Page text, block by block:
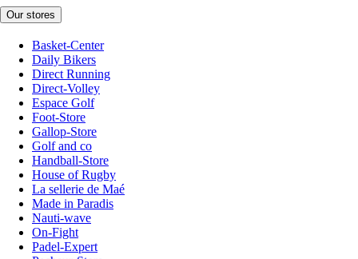
Our stores
Basket-Center
Daily Bikers
Direct Running
Direct-Volley
Espace Golf
Foot-Store
Gallop-Store
Golf and co
Handball-Store
House of Rugby
La sellerie de Maé
Made in Paradis
Nauti-wave
On-Fight
Padel-Expert